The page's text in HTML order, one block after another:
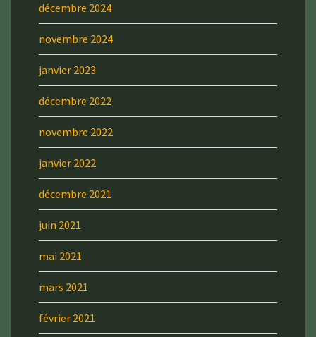
décembre 2024
novembre 2024
janvier 2023
décembre 2022
novembre 2022
janvier 2022
décembre 2021
juin 2021
mai 2021
mars 2021
février 2021